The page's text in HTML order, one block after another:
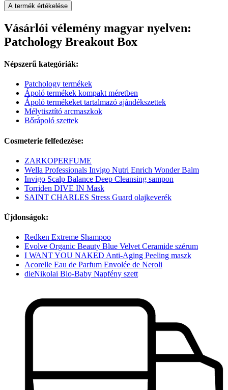
A termék értékelése
Vásárlói vélemény magyar nyelven:
Patchology Breakout Box
Népszerű kategóriák:
Patchology termékek
Ápoló termékek kompakt méretben
Ápoló termékeket tartalmazó ajándékszettek
Mélytisztító arcmaszkok
Bőrápoló szettek
Cosmeterie felfedezése:
ZARKOPERFUME
Wella Professionals Invigo Nutri Enrich Wonder Balm
Invigo Scalp Balance Deep Cleansing sampon
Torriden DIVE IN Mask
SAINT CHARLES Stress Guard olajkeverék
Újdonságok:
Redken Extreme Shampoo
Evolve Organic Beauty Blue Velvet Ceramide szérum
I WANT YOU NAKED Anti-Aging Peeling maszk
Acorelle Eau de Parfum Envolée de Neroli
dieNikolai Bio-Baby Napfény szett